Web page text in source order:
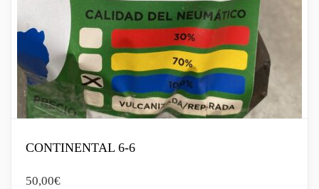
CONTINENTAL 6-6
50,00€